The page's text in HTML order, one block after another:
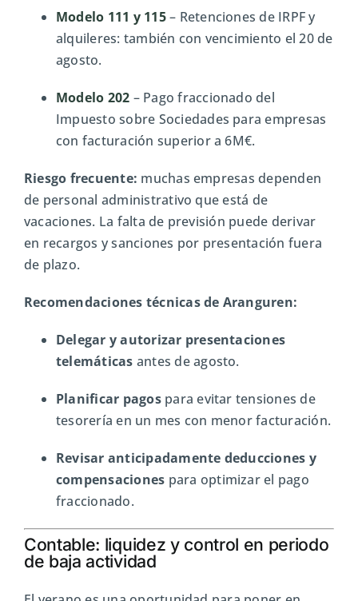
Modelo 111 y 115– Retenciones de IRPF y
alquileres: también con vencimiento el 20 de
agosto.
Modelo 202 – Pago fraccionado del
Impuesto sobre Sociedades para empresas
con facturación superior a 6M€.
Riesgo frecuente: muchas empresas dependen
de personal administrativo que está de
vacaciones. La falta de previsión puede derivar
en recargos y sanciones por presentación fuera
de plazo.
Recomendaciones técnicas de Aranguren:
Delegar y autorizar presentaciones
telemáticas antes de agosto.
Planificar pagospara evitar tensiones de
tesorería en un mes con menor facturación.
Revisar anticipadamente deducciones y
compensaciones para optimizar el pago
fraccionado.
Contable: liquidez y control en periodo
de baja actividad